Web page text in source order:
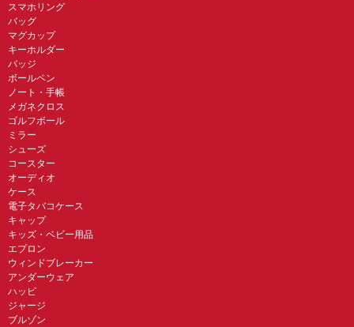
スマホリング
バッグ
マグカップ
キーホルダー
バッジ
ボールペン
ノート・手帳
メガネクロス
ゴルフボール
ミラー
シューズ
コースター
オーディオ
ケース
電子タバコケース
キャップ
キッズ・ベビー用品
エプロン
ウィンドブレーカー
アンダーウェア
ハッピ
ジャージ
ブルゾン